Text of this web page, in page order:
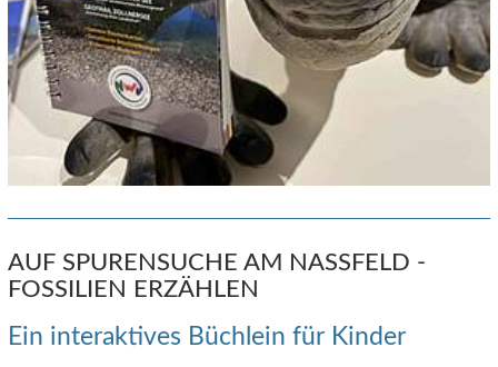
AUF SPURENSUCHE AM NASSFELD -
FOSSILIEN ERZÄHLEN
Ein interaktives Büchlein für Kinder